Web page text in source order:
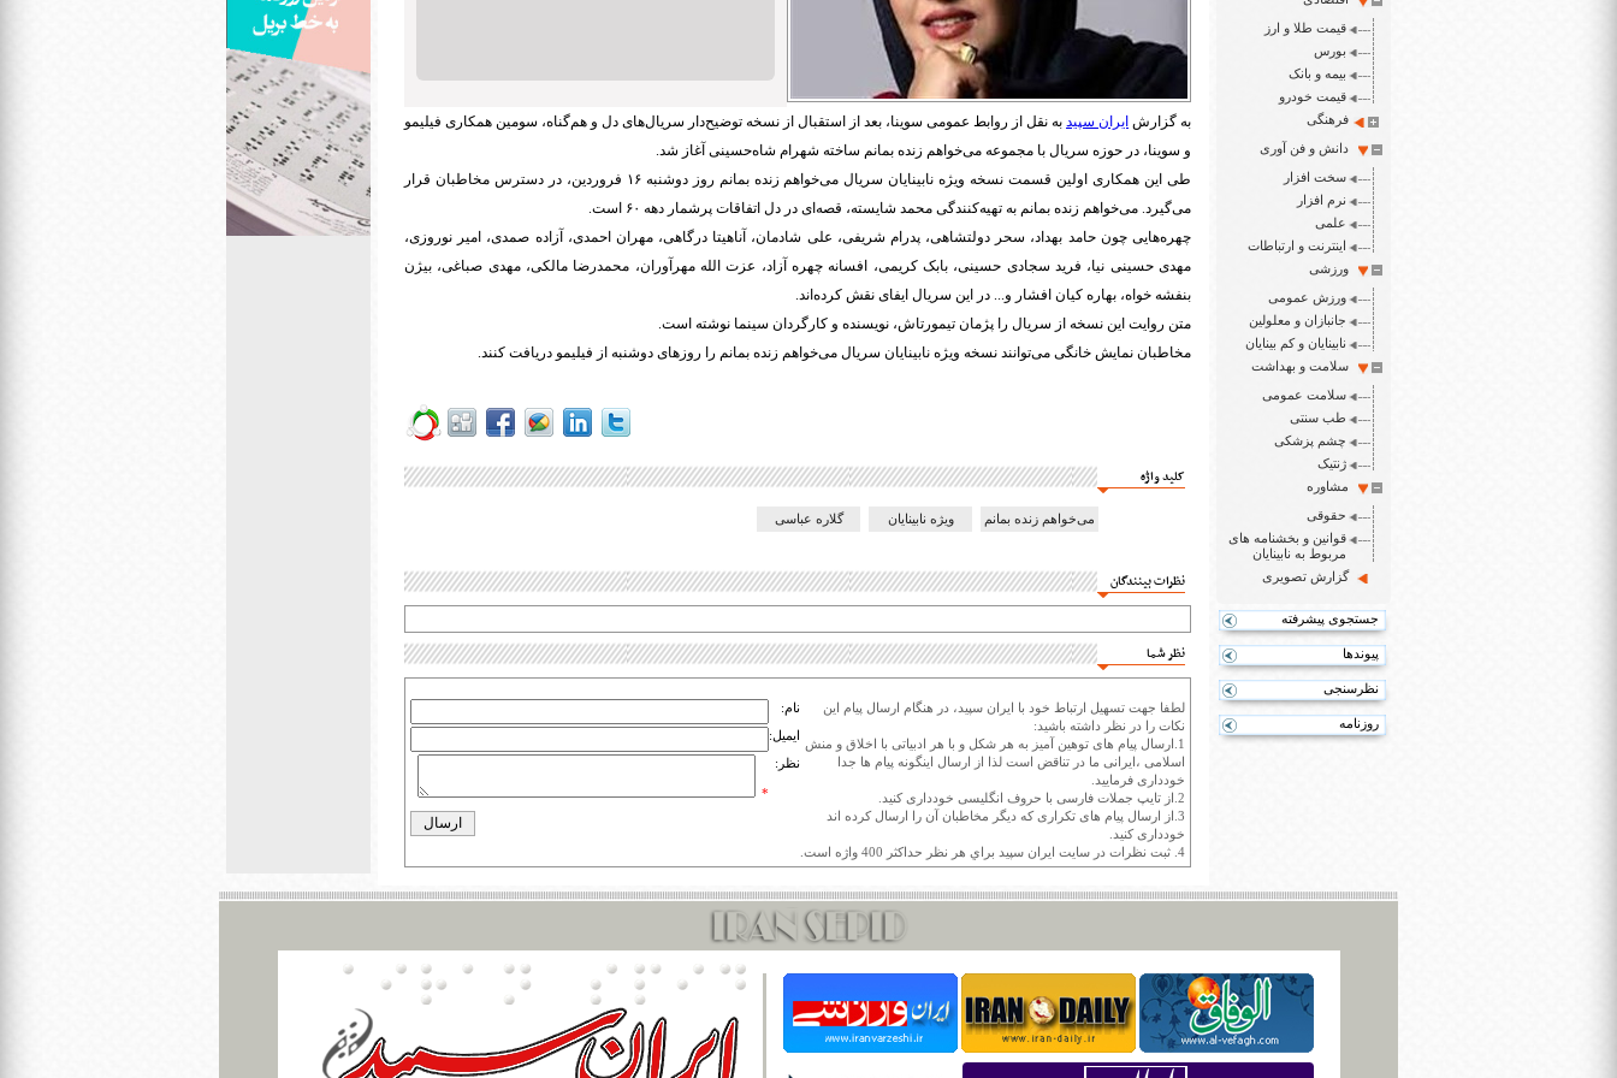
قیمت طلا و ارز
بورس
بیمه و بانک
قیمت خودرو
فرهنگی
دانش و فن آوری
سخت افزار
نرم افزار
علمی
اینترنت و ارتباطات
ورزشی
ورزش عمومی
جانبازان و معلولین
نابینایان و کم بینایان
سلامت و بهداشت
سلامت عمومی
طب سنتی
چشم پزشکی
ژنتیک
مشاوره
حقوقی
قوانین و بخشنامه های
مربوط به نابینایان
گزارش تصویری
جستجوی پیشرفته
پیوندها
نظرسنجی
روزنامه
به گزارش ایران سپید به نقل از روابط عمومی سوینا، بعد از استقبال از نسخه توضیح‌دار سریال‌های دل و هم‌گناه، سومین همکاری فیلیمو
و سوینا، در حوزه سریال با مجموعه می‌خواهم زنده بمانم ساخته شهرام شاه‌حسینی آغاز شد.
طی این همکاری اولین قسمت نسخه ویژه نابینایان سریال می‌خواهم زنده بمانم روز دوشنبه ۱۶ فروردین، در دسترس مخاطبان قرار
می‌گیرد. می‌خواهم زنده بمانم به تهیه‌کنندگی محمد شایسته، قصه‌ای در دل اتفاقات پرشمار دهه ۶۰ است.
چهره‌هایی چون حامد بهداد، سحر دولتشاهی، پدرام شریفی، علی شادمان، آناهیتا درگاهی، مهران احمدی، آزاده صمدی، امیر نوروزی،
مهدی حسینی نیا، فرید سجادی حسینی، بابک کریمی، افسانه چهره آزاد، عزت الله مهرآوران، محمدرضا مالکی، مهدی صباغی، بیژن
بنفشه خواه، بهاره کیان افشار و... در این سریال ایفای نقش کرده‌اند.
متن روایت این نسخه از سریال را پژمان تیمورتاش، نویسنده و کارگردان سینما نوشته است.
مخاطبان نمایش خانگی می‌توانند نسخه ویژه نابینایان سریال می‌خواهم زنده بمانم را روزهای دوشنبه از فیلیمو دریافت کنند.
کلید واژه
می‌خواهم زنده بمانم ویژه نابینایان گلاره عباسی
نظرات بینندگان
نظر شما
لطفا جهت تسهیل ارتباط خود با ایران سپید، در هنگام ارسال پیام این
نکات را در نظر داشته باشید:
1.ارسال پیام های توهین آمیز به هر شکل و با هر ادبیاتی با اخلاق و منش
اسلامی ،ایرانی ما در تناقض است لذا از ارسال اینگونه پیام ها جدا
خودداری فرمایید.
2.از تایپ جملات فارسی با حروف انگلیسی خودداری کنید.
3.از ارسال پیام های تکراری که دیگر مخاطبان آن را ارسال کرده اند
خودداری کنید.
4. ثبت نظرات در سايت ايران سپيد براي هر نظر حداکثر 400 واژه است.
نام:
ایمیل:
نظر:
*